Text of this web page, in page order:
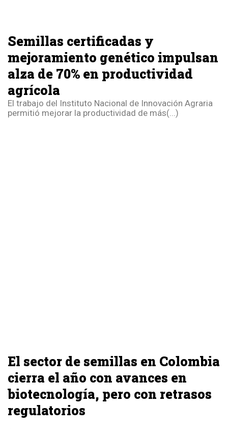
Semillas certificadas y
mejoramiento genético impulsan
alza de 70% en productividad
agrícola
El trabajo del Instituto Nacional de Innovación Agraria
permitió mejorar la productividad de más(...)
El sector de semillas en Colombia
cierra el año con avances en
biotecnología, pero con retrasos
regulatorios